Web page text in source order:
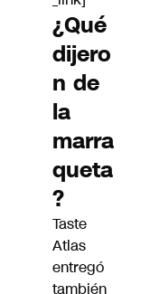
¿Qué
dijero
n de
la
marra
queta
?
Taste
Atlas
entregó
también